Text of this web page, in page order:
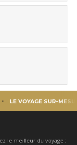
LE VOYAGE SUR-
le meilleur du voyage :